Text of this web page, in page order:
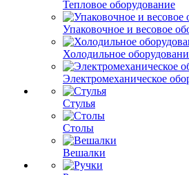
Тепловое оборудование
Упаковочное и весовое
Холодильное
Электромеханическое
Стулья
Столы
Вешалки